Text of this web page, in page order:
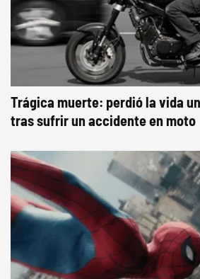
Trágica muerte: perdió la vida
tras sufrir un accidente en moto